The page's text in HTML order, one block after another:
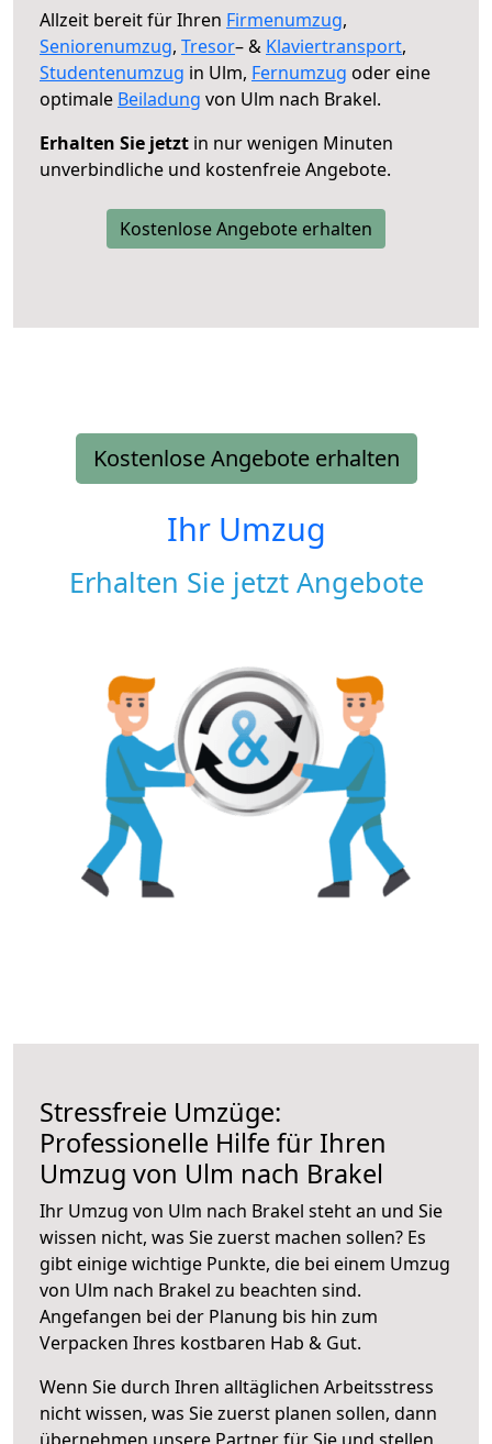
Allzeit bereit für Ihren Firmenumzug,
Seniorenumzug, Tresor– & Klaviertransport,
Studentenumzug in Ulm, Fernumzug oder eine
optimale Beiladung von Ulm nach Brakel.
Erhalten Sie jetzt in nur wenigen Minuten
unverbindliche und kostenfreie Angebote.
Kostenlose Angebote erhalten
Kostenlose Angebote erhalten
Ihr Umzug
Erhalten Sie jetzt Angebote
Stressfreie Umzüge:
Professionelle Hilfe für Ihren
Umzug von Ulm nach Brakel
Ihr Umzug von Ulm nach Brakel steht an und Sie
wissen nicht, was Sie zuerst machen sollen? Es
gibt einige wichtige Punkte, die bei einem Umzug
von Ulm nach Brakel zu beachten sind.
Angefangen bei der Planung bis hin zum
Verpacken Ihres kostbaren Hab & Gut.
Wenn Sie durch Ihren alltäglichen Arbeitsstress
nicht wissen, was Sie zuerst planen sollen, dann